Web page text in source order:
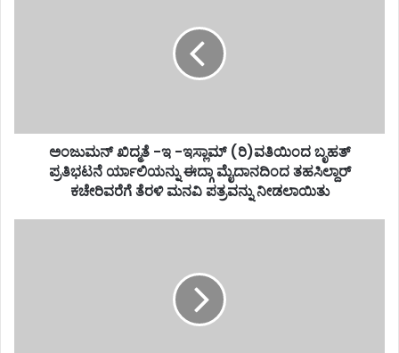
ಅಂಜುಮನ್ ಖಿದ್ಮತೆ -ಇ -ಇಸ್ಲಾಮ್ (ರಿ)ವತಿಯಿಂದ ಬೃಹತ್
ಪ್ರತಿಭಟನೆ ರ್ಯಾಲಿಯನ್ನು ಈದ್ಗಾ ಮೈದಾನದಿಂದ ತಹಸಿಲ್ದಾರ್
ಕಚೇರಿವರೆಗೆ ತೆರಳಿ ಮನವಿ ಪತ್ರವನ್ನು ನೀಡಲಾಯಿತು